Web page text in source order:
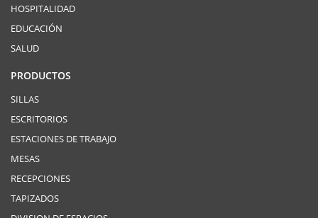
HOSPITALIDAD
EDUCACIÓN
SALUD
PRODUCTOS
SILLAS
ESCRITORIOS
ESTACIONES DE TRABAJO
MESAS
RECEPCIONES
TAPIZADOS